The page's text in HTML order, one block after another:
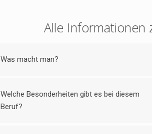
Alle Informationen
Was macht man?
Welche Besonderheiten gibt es bei diesem
Beruf?